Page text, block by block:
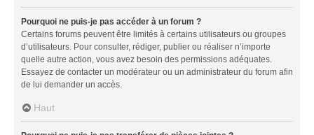
Pourquoi ne puis-je pas accéder à un forum ?
Certains forums peuvent être limités à certains utilisateurs ou groupes
d’utilisateurs. Pour consulter, rédiger, publier ou réaliser n’importe
quelle autre action, vous avez besoin des permissions adéquates.
Essayez de contacter un modérateur ou un administrateur du forum afin
de lui demander un accès.
Haut